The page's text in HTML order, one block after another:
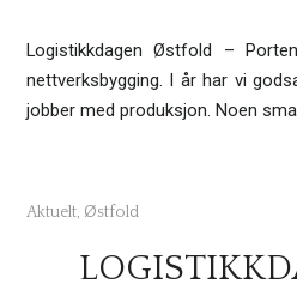
Logistikkdagen Østfold –
nettverksbygging. I år har vi
jobber med produksjon. Noen
Aktuelt, Østfold